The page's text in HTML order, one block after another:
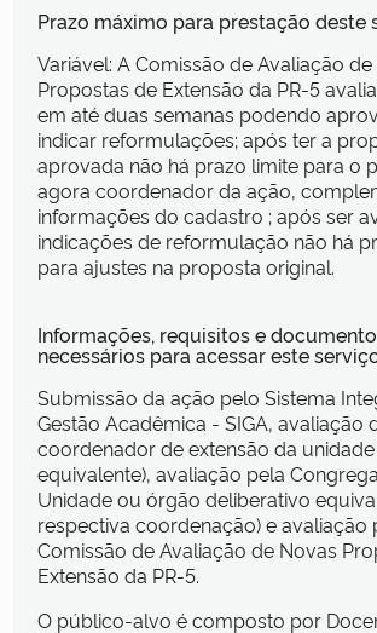
Prazo máximo para prestação deste
Variável: A Comissão de Avaliação
Propostas de Extensão da PR-5
em até duas semanas podendo
indicar reformulações; após ter a
aprovada não há prazo limite para o
agora coordenador da ação,
informações do cadastro ; após ser
indicações de reformulação não há
para ajustes na proposta original.
Informações, requisitos e
necessários para acessar este
Submissão da ação pelo Sistema
Gestão Acadêmica - SIGA, avaliação
coordenador de extensão da
equivalente), avaliação pela
Unidade ou órgão deliberativo
respectiva coordenação) e avaliação
Comissão de Avaliação de Novas
Extensão da PR-5.
O público-alvo é composto por